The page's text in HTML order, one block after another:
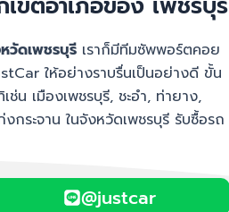
วัดเพชรบุรี เราก็มีทีมซัพพอร์ตคอย
ให้อย่างราบรื่นเป็นอย่างดี ขั้น
น เมืองเพชรบุรี, ชะอำ, ท่ายาง,
ระจาน ในจังหวัดเพชรบุรี รับซื้อรถ
@justcar